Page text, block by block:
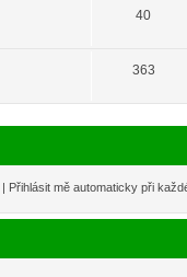
40
363
Přihlásit mě automaticky při